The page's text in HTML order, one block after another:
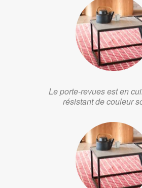
Le porte-revues est en
résistant de couleur